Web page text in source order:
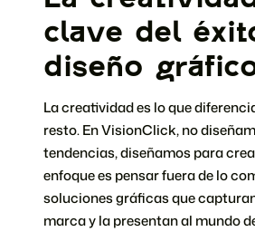
clave del
diseño
La creatividad es lo que
resto. En VisionClick, no
tendencias, diseñamos para
enfoque es pensar fuera de lo
soluciones gráficas que
marca y la presentan al mundo